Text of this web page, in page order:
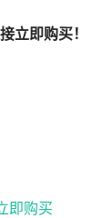
立即购买！
即购买